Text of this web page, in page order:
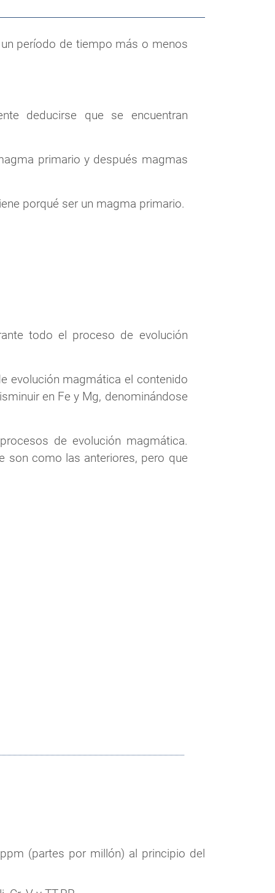
período de tiempo más o menos
deducirse que se encuentran
primario y después magmas
porqué ser un magma primario.
todo el proceso de evolución
evolución magmática el contenido
en Fe y Mg, denominándose
de evolución magmática.
son como las anteriores, pero que
(partes por millón) al principio del